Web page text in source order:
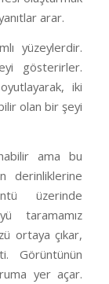
arar.
yüzeylerdir.
gösterirler.
iki
olan bir şeyi
ama bu
derinliklerine
üzerinde
taramamız
ortaya çıkar,
Görüntünün
yer açar.